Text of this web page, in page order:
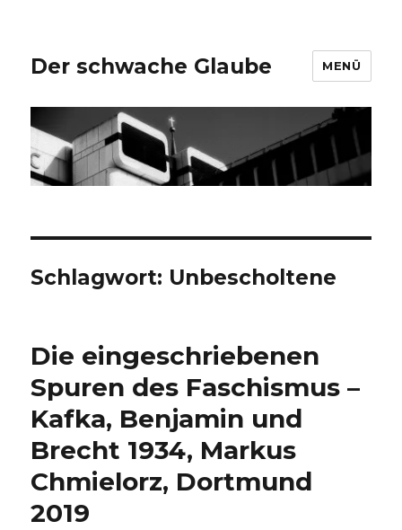
Der schwache Glaube MENÜ
Schlagwort: Unbescholtene
Die eingeschriebenen
Spuren des Faschismus –
Kafka, Benjamin und
Brecht 1934, Markus
Chmielorz, Dortmund
2019